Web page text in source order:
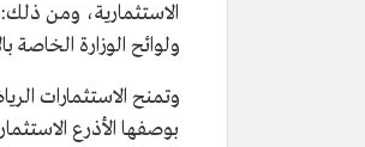
الاستثمارية، ومن
ولوائح الوزارة الخاصة
وتمنح الاستثمارات
بوصفها الأذرع